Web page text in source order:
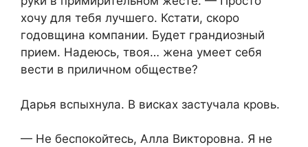
хочу для тебя лучшего. Кстати, скоро
годовщина компании. Будет грандиозный
прием. Надеюсь, твоя… жена умеет себя
вести в приличном обществе?
Дарья вспыхнула. В висках застучала кровь.
— Не беспокойтесь, Алла Викторовна. Я не